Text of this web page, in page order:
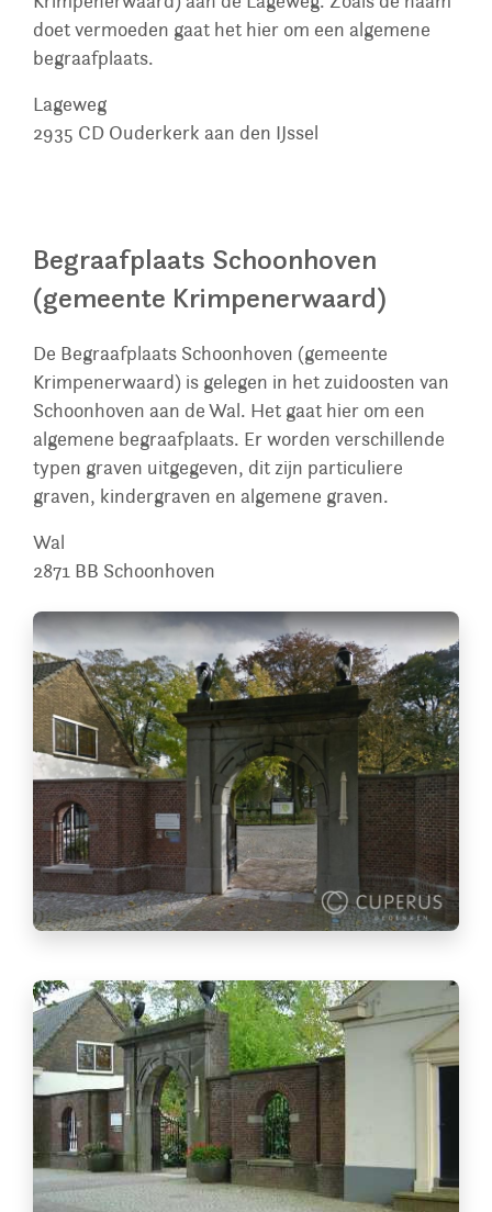
doet vermoeden gaat het hier om een algemene
begraafplaats.
Lageweg
2935 CD Ouderkerk aan den IJssel
Begraafplaats Schoonhoven
(gemeente Krimpenerwaard)
De Begraafplaats Schoonhoven (gemeente
Krimpenerwaard) is gelegen in het zuidoosten van
Schoonhoven aan de Wal. Het gaat hier om een
algemene begraafplaats. Er worden verschillende
typen graven uitgegeven, dit zijn particuliere
graven, kindergraven en algemene graven.
Wal
2871 BB Schoonhoven